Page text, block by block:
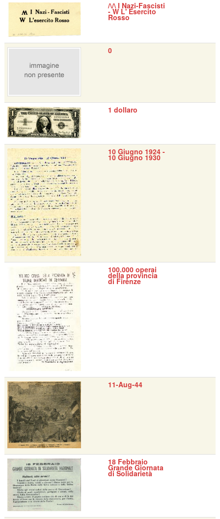
/\/\ I Nazi-Fascisti
- W L' Esercito
Rosso
0
1 dollaro
10 Giugno 1924 -
10 Giugno 1930
100.000 operai
della provincia
di Firenze
11-Aug-44
18 Febbraio
Grande Giornata
di Solidarietà